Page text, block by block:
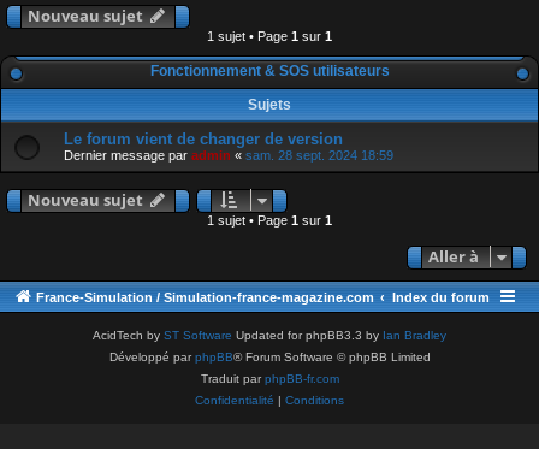
Nouveau sujet
1 sujet • Page 1 sur 1
Fonctionnement & SOS utilisateurs
Sujets
Le forum vient de changer de version
Dernier message par admin « sam. 28 sept. 2024 18:59
Nouveau sujet
1 sujet • Page 1 sur 1
Aller à
France-Simulation / Simulation-france-magazine.com Index du forum
AcidTech by ST Software Updated for phpBB3.3 by Ian Bradley
Développé parphpBB® Forum Software © phpBB Limited
Traduit parphpBB-fr.com
Confidentialité | Conditions